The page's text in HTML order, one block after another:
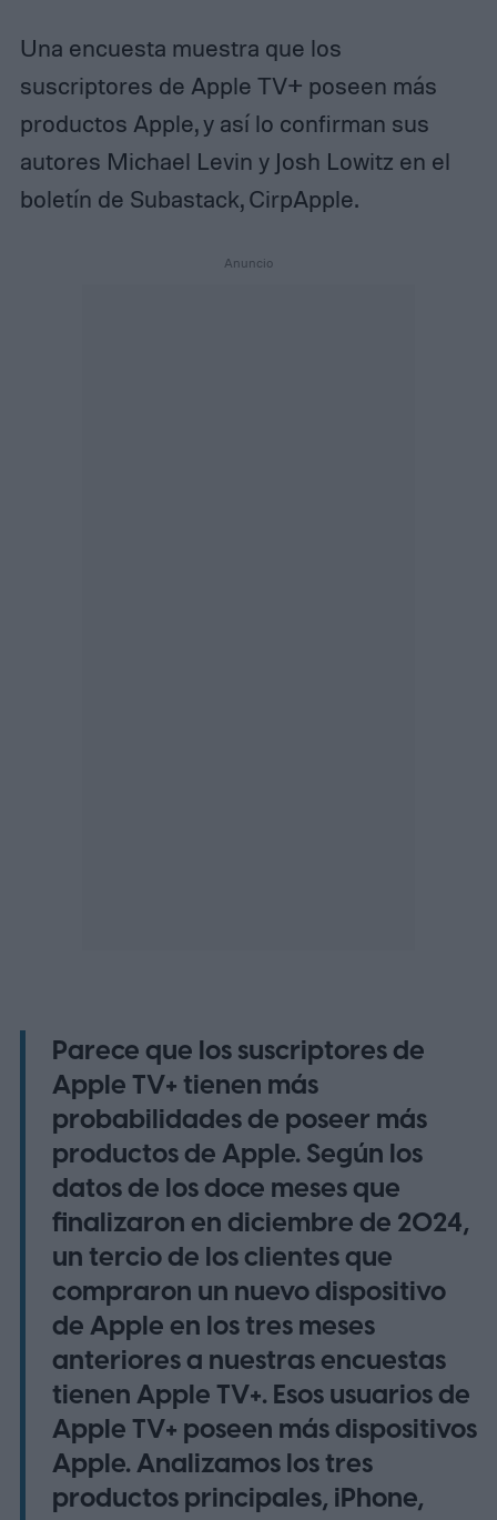
Una encuesta muestra que los
suscriptores de Apple TV+ poseen más
productos Apple, y así lo confirman sus
autores Michael Levin y Josh Lowitz en el
boletín de Subastack, CirpApple.
Parece que los suscriptores de
Apple TV+ tienen más
probabilidades de poseer más
productos de Apple. Según los
datos de los doce meses que
finalizaron en diciembre de 2024,
un tercio de los clientes que
compraron un nuevo dispositivo
de Apple en los tres meses
anteriores a nuestras encuestas
tienen Apple TV+. Esos usuarios de
Apple TV+ poseen más dispositivos
Apple. Analizamos los tres
productos principales, iPhone,